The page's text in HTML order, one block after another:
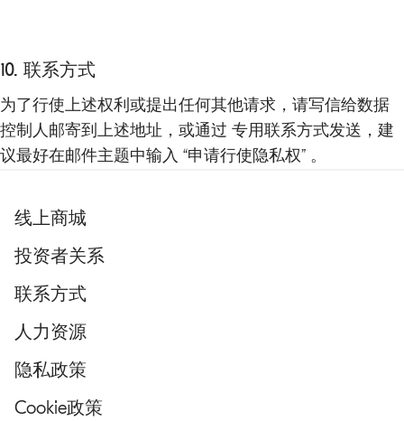
10. 联系方式
为了行使上述权利或提出任何其他请求，请写信给数据
控制人邮寄到上述地址，或通过 专用联系方式发送，建
议最好在邮件主题中输入 “申请行使隐私权” 。
线上商城
投资者关系
联系方式
人力资源
隐私政策
Cookie政策